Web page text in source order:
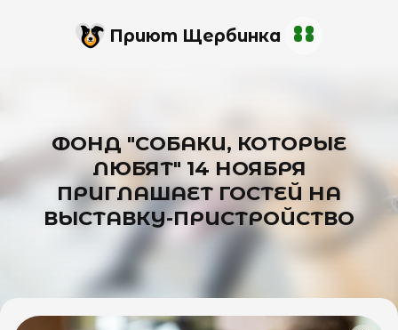
Приют Щербинка
ФОНД "СОБАКИ, КОТОРЫЕ
ЛЮБЯТ" 14 НОЯБРЯ
ПРИГЛАШАЕТ ГОСТЕЙ НА
ВЫСТАВКУ-ПРИСТРОЙСТВО